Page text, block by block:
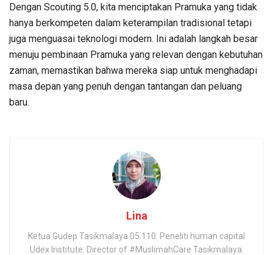
Dengan Scouting 5.0, kita menciptakan Pramuka yang tidak
hanya berkompeten dalam keterampilan tradisional tetapi
juga menguasai teknologi modern. Ini adalah langkah besar
menuju pembinaan Pramuka yang relevan dengan kebutuhan
zaman, memastikan bahwa mereka siap untuk menghadapi
masa depan yang penuh dengan tantangan dan peluang
baru.
Lina
Ketua Gudep Tasikmalaya 05.110. Peneliti human capital
Udex Institute. Director of #MuslimahCare Tasikmalaya.